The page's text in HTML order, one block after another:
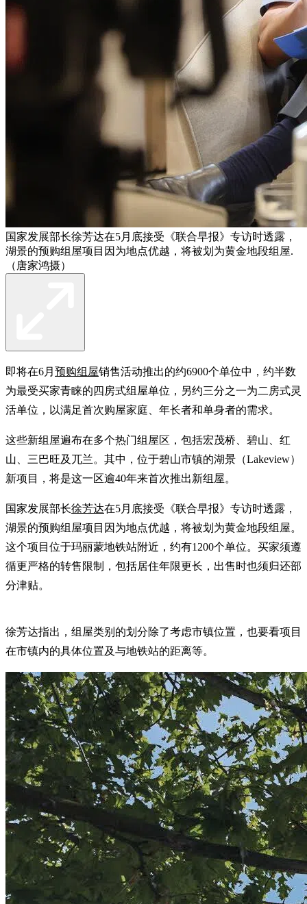
国家发展部长徐芳达在5月底接受《联合早报》专访时透露，
湖景的预购组屋项目因为地点优越，将被划为黄金地段组屋.
（唐家鸿摄）
即将在6月 预购组屋销售活动推出的约6900个单位中，约半数
为最受买家青睐的四房式组屋单位，另约三分之一为二房式灵
活单位，以满足首次购屋家庭、年长者和单身者的需求。
这些新组屋遍布在多个热门组屋区，包括宏茂桥、碧山、红
山、三巴旺及兀兰。其中，位于碧山市镇的湖景（Lakeview）
新项目，将是这一区逾40年来首次推出新组屋。
国家发展部长徐芳达在5月底接受《联合早报》专访时透露，
湖景的预购组屋项目因为地点优越，将被划为黄金地段组屋。
这个项目位于玛丽蒙地铁站附近，约有1200个单位。买家须遵
循更严格的转售限制，包括居住年限更长，出售时也须归还部
分津贴。
徐芳达指出，组屋类别的划分除了考虑市镇位置，也要看项目
在市镇内的具体位置及与地铁站的距离等。